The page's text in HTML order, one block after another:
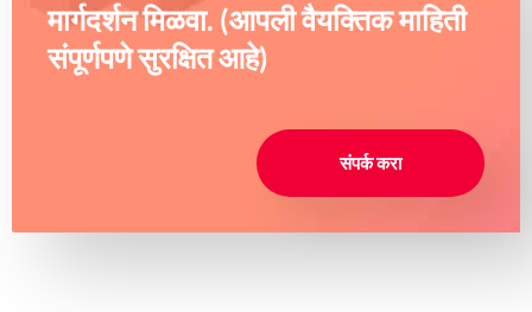
मार्गदर्शन मिळवा. (आपली वैयक्तिक माहिती
संपूर्णपणे सुरक्षित आहे)
संपर्क करा